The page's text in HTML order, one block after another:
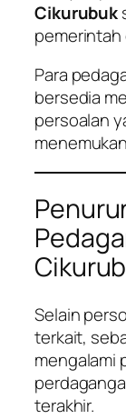
Cikurubuk
pemerintah
Para
bersedia
persoalan
Selain
terkait,
mengalami
terakhir.